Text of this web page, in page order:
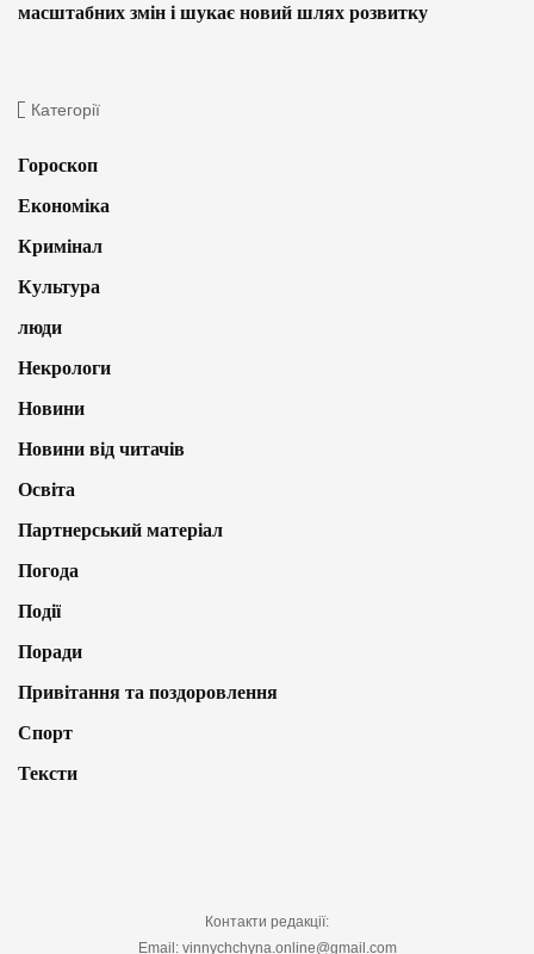
масштабних змін і шукає новий шлях розвитку
Категорії
Гороскоп
Економіка
Кримінал
Культура
люди
Некрологи
Новини
Новини від читачів
Освіта
Партнерський матеріал
Погода
Події
Поради
Привітання та поздоровлення
Спорт
Тексти
Контакти редакції:
Email: vinnychchyna.online@gmail.com